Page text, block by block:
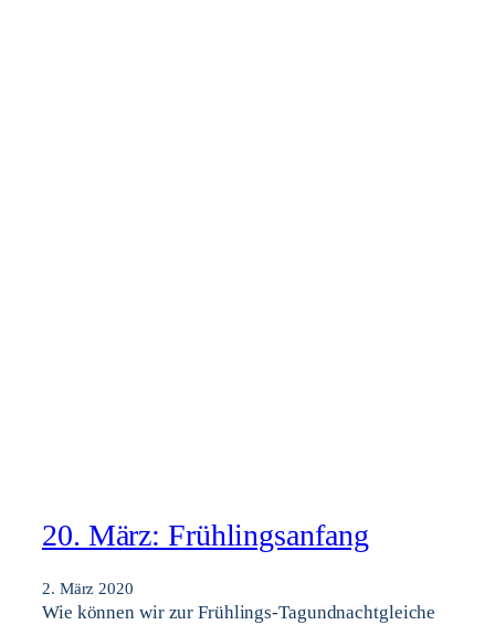
20. März: Frühlingsanfang
2. März 2020
Wie können wir zur Frühlings-Tagundnachtgleiche